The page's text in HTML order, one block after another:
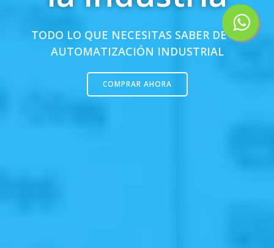
TODO LO QUE NECESITAS SABER DE LA
AUTOMATIZACIÓN INDUSTRIAL
COMPRAR AHORA